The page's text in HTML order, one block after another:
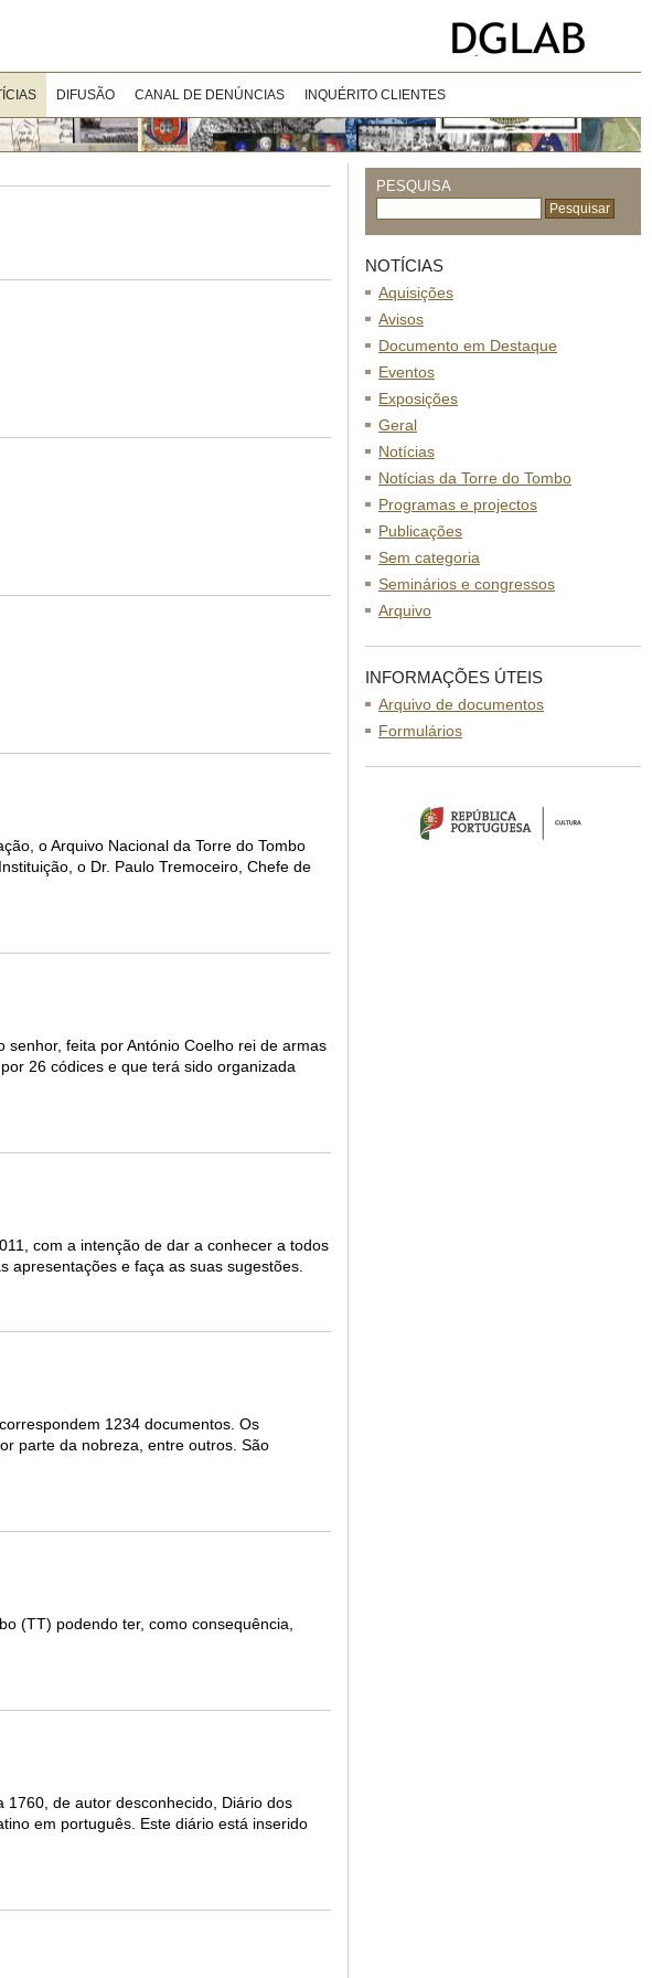
DIFUSÃO CANAL DE DENÚNCIAS INQUÉRITO CLIENTES
o Arquivo Nacional da Torre do Tombo
o Dr. Paulo Tremoceiro, Chefe de
feita por António Coelho rei de armas
26 códices e que terá sido organizada
com a intenção de dar a conhecer a todos
apresentações e faça as suas sugestões.
1234 documentos. Os
parte da nobreza, entre outros. São
(TT) podendo ter, como consequência,
de autor desconhecido, Diário dos
em português. Este diário está inserido
PESQUISA
NOTÍCIAS
Aquisições
Avisos
Documento em Destaque
Eventos
Exposições
Geral
Notícias
Notícias da Torre do Tombo
Programas e projectos
Publicações
Sem categoria
Seminários e congressos
Arquivo
INFORMAÇÕES ÚTEIS
Arquivo de documentos
Formulários